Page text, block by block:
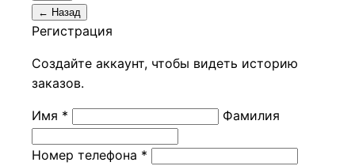
← Назад
Регистрация
Создайте аккаунт, чтобы видеть историю
заказов.
Имя * Фамилия
Номер телефона *